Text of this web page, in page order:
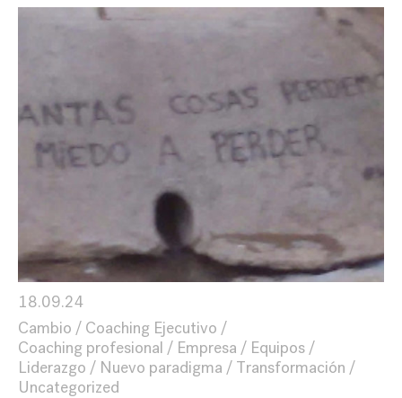
18.09.24
Cambio
Coaching Ejecutivo
Coaching profesional
Empresa
Equipos
Liderazgo
Nuevo paradigma
Transformación
Uncategorized